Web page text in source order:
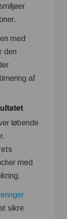
med
den
af
løbende
med
sikre